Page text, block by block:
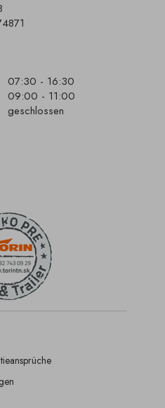
07:30 - 16:30
09:00 - 11:00
geschlossen